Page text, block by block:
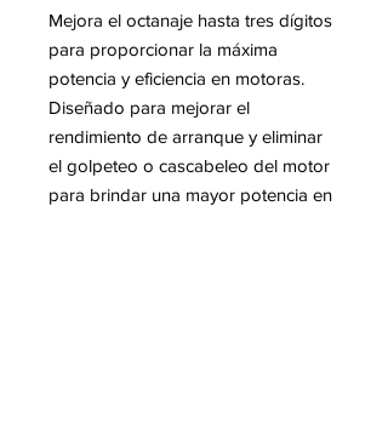
Mejora el octanaje hasta tres dígitos
para proporcionar la máxima
potencia y eficiencia en motoras.
Diseñado para mejorar el
rendimiento de arranque y eliminar
el golpeteo o cascabeleo del motor
para brindar una mayor potencia en